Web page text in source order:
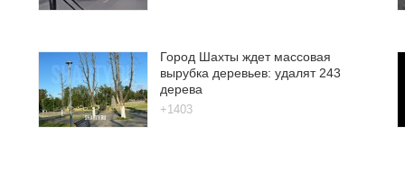
Город Шахты ждет массовая
вырубка деревьев: удалят 243
дерева
+1403